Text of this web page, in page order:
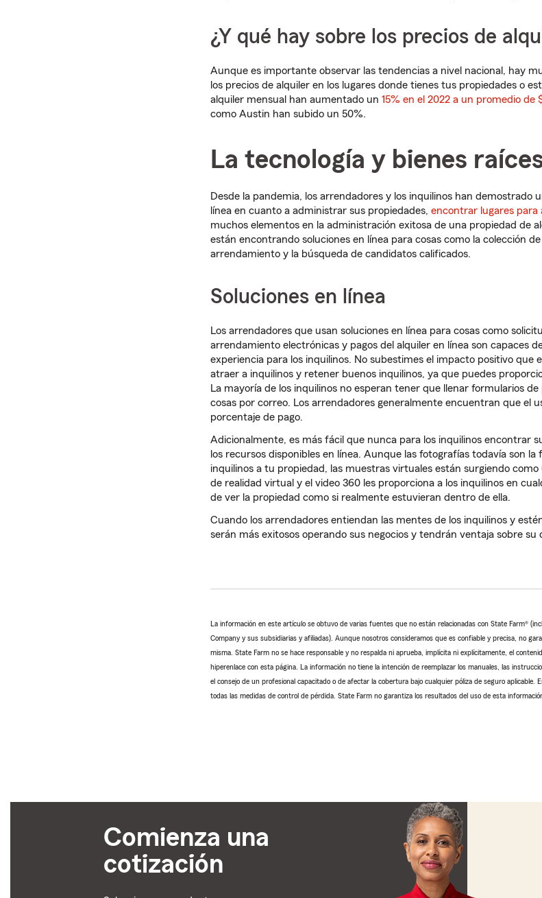
¿Y qué hay sobre los precios de
Aunque es importante observar las tendencias a nivel nacional, hay
los precios de alquiler en los lugares donde tienes tus propiedades o
alquiler mensual han aumentado un 15% en el 2022 a un promedio de
como Austin han subido un 50%.
La tecnología y bienes
Desde la pandemia, los arrendadores y los inquilinos han demostrado
línea en cuanto a administrar sus propiedades, encontrar lugares para
muchos elementos en la administración exitosa de una propiedad de
están encontrando soluciones en línea para cosas como la colección
arrendamiento y la búsqueda de candidatos calificados.
Soluciones en línea
Los arrendadores que usan soluciones en línea para cosas como
arrendamiento electrónicas y pagos del alquiler en línea son capaces
experiencia para los inquilinos. No subestimes el impacto positivo que
atraer a inquilinos y retener buenos inquilinos, ya que puedes
La mayoría de los inquilinos no esperan tener que llenar formularios
cosas por correo. Los arrendadores generalmente encuentran que el
porcentaje de pago.
Adicionalmente, es más fácil que nunca para los inquilinos encontrar
los recursos disponibles en línea. Aunque las fotografías todavía son
inquilinos a tu propiedad, las muestras virtuales están surgiendo
de realidad virtual y el video 360 les proporciona a los inquilinos en
de ver la propiedad como si realmente estuvieran dentro de ella.
Cuando los arrendadores entiendan las mentes de los inquilinos y
serán más exitosos operando sus negocios y tendrán ventaja sobre su
La información en este artículo se obtuvo de varias fuentes que no están relacionadas con State Farm®
Company y sus subsidiarias y afiliadas). Aunque nosotros consideramos que es confiable y precisa, no
misma. State Farm no se hace responsable y no respalda ni aprueba, implícita ni explícitamente, el
hiperenlace con esta página. La información no tiene la intención de reemplazar los manuales, las
el consejo de un profesional capacitado o de afectar la cobertura bajo cualquier póliza de seguro aplicable.
todas las medidas de control de pérdida. State Farm no garantiza los resultados del uso de esta
Comienza una
cotización